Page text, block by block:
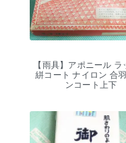
【雨具】アポニール ラ
絣コート ナイロン 合
ンコート上下